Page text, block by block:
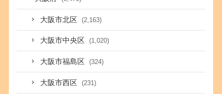
大阪市北区 (2,163)
大阪市中央区 (1,020)
大阪市福島区 (324)
大阪市西区 (231)